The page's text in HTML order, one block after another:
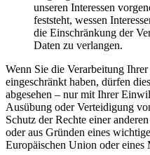
unseren Interessen
feststeht, wessen
die Einschränkung der
Daten zu verlangen.
Wenn Sie die Verarbeitung
eingeschränkt haben, dürfen
abgesehen – nur mit Ihrer
Ausübung oder Verteidigung
Schutz der Rechte einer
oder aus Gründen eines
Europäischen Union oder eines